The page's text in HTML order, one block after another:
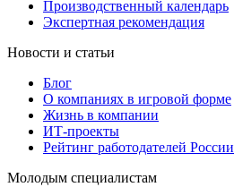
Производственный календарь
Экспертная рекомендация
Новости и статьи
Блог
О компаниях в игровой форме
Жизнь в компании
ИТ-проекты
Рейтинг работодателей России
Молодым специалистам